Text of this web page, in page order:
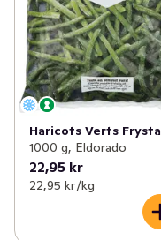
Haricots Verts Frysta
1000 g, Eldorado
22,95 kr
22,95 kr /kg